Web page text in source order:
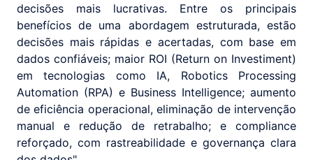
decisões mais lucrativas. Entre os principais
benefícios de uma abordagem estruturada, estão
decisões mais rápidas e acertadas, com base em
dados confiáveis; maior ROI (Return on Investiment)
em tecnologias como IA, Robotics Processing
Automation (RPA) e Business Intelligence; aumento
de eficiência operacional, eliminação de intervenção
manual e redução de retrabalho; e compliance
reforçado, com rastreabilidade e governança clara